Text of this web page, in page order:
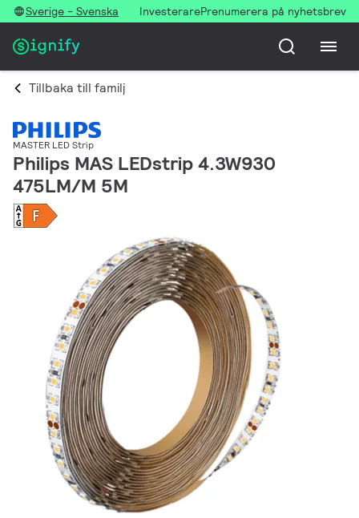
Sverige - Svenska InvesterarePrenumerera på nyhetsbrev
Tillbaka till familj
MASTER LED Strip
Philips MAS LEDstrip 4.3W930
475LM/M 5M